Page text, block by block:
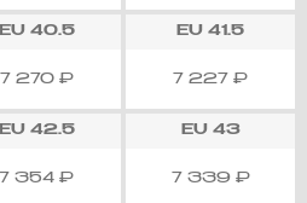
EU40.5
7 270 ₽
EU 41.5
7 227 ₽
EU42.5
7 354 ₽
EU43
7 339 ₽